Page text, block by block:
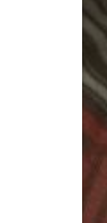
Saranya